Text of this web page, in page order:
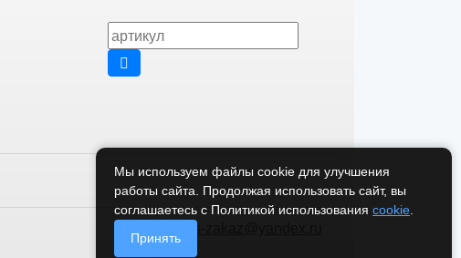
Мы используем файлы cookie для улучшения
работы сайта. Продолжая использовать сайт, вы
соглашаетесь с Политикой использования cookie
Принять